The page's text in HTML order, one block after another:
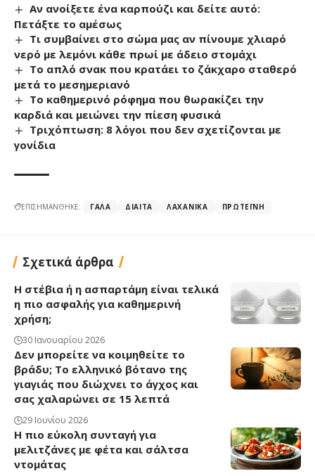
Αν ανοίξετε ένα καρπούζι και δείτε αυτό:
Πετάξτε το αμέσως
Τι συμβαίνει στο σώμα μας αν πίνουμε χλιαρό
νερό με λεμόνι κάθε πρωί με άδειο στομάχι
Το απλό σνακ που κρατάει το ζάκχαρο σταθερό
μετά το μεσημεριανό
Το καθημερινό ρόφημα που θωρακίζει την
καρδιά και μειώνει την πίεση φυσικά
Τριχόπτωση: 8 λόγοι που δεν σχετίζονται με
γονίδια
ΕΠΙΣΗΜΑΝΘΗΚΕ: ΓΆΛΑ ΔΊΑΙΤΑ ΛΑΧΑΝΙΚΆ ΠΡΩΤΕΪ́ΝΗ
Σχετικά άρθρα
Η στέβια ή η ασπαρτάμη είναι τελικά
η πιο ασφαλής για καθημερινή
χρήση;
30 Ιανουαρίου 2026
Δεν μπορείτε να κοιμηθείτε το
βράδυ; Το ελληνικό βότανο της
γιαγιάς που διώχνει το άγχος και
σας χαλαρώνει σε 15 λεπτά
29 Ιουνίου 2026
Η πιο εύκολη συνταγή για
μελιτζάνες με φέτα και σάλτσα
ντομάτας